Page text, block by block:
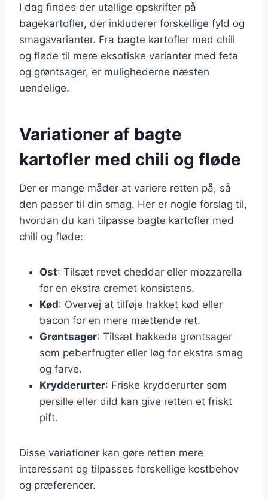
I dag findes der utallige opskrifter på
bagekartofler, der inkluderer forskellige fyld og
smagsvarianter. Fra bagte kartofler med chili
og fløde til mere eksotiske varianter med feta
og grøntsager, er mulighederne næsten
uendelige.
Variationer af bagte
kartofler med chili og fløde
Der er mange måder at variere retten på, så
den passer til din smag. Her er nogle forslag til,
hvordan du kan tilpasse bagte kartofler med
chili og fløde:
Ost: Tilsæt revet cheddar eller mozzarella
for en ekstra cremet konsistens.
Kød: Overvej at tilføje hakket kød eller
bacon for en mere mættende ret.
Grøntsager: Tilsæt hakkede grøntsager
som peberfrugter eller løg for ekstra smag
og farve.
Krydderurter: Friske krydderurter som
persille eller dild kan give retten et friskt
pift.
Disse variationer kan gøre retten mere
interessant og tilpasses forskellige kostbehov
og præferencer.